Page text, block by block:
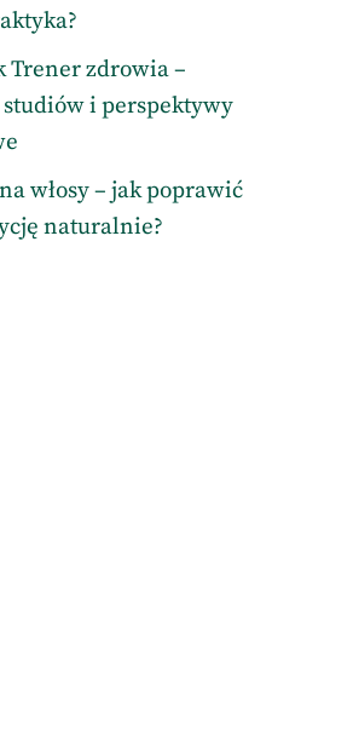
Trener zdrowia –
i perspektywy
włosy – jak poprawić
naturalnie?